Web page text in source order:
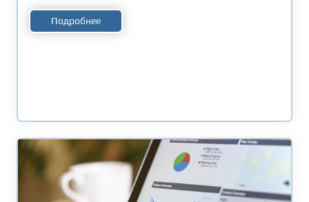
Подробнее